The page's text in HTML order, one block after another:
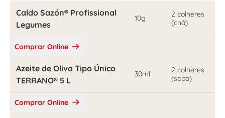
Caldo Sazón® Profissional
Legumes
10g
2 colheres
(chá)
Comprar Online
Azeite de Oliva Tipo Único
TERRANO® 5 L
30ml
2 colheres
(sopa)
Comprar Online